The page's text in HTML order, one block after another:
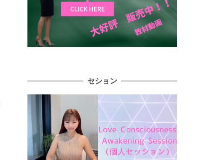
セション